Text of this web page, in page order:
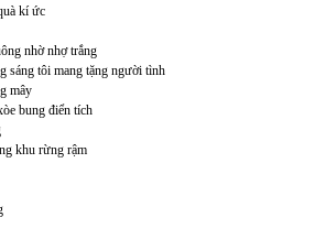
kí ức
nhờ nhợ trắng
sáng tôi mang tặng người tình
mây
bung điển tích
khu rừng rậm